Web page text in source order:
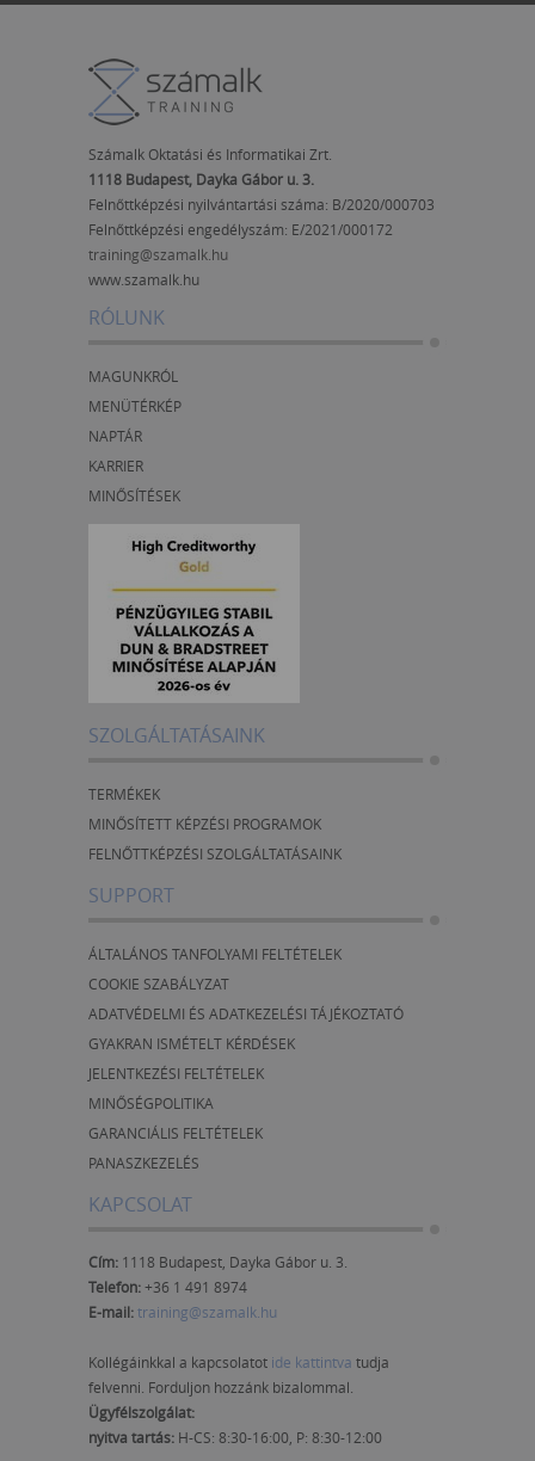
Számalk Oktatási és Informatikai Zrt.
1118 Budapest, Dayka Gábor u. 3.
Felnőttképzési nyilvántartási száma: B/2020/000703
Felnőttképzési engedélyszám: E/2021/000172
training@szamalk.hu
www.szamalk.hu
RÓLUNK
MAGUNKRÓL
MENÜTÉRKÉP
NAPTÁR
KARRIER
MINŐSÍTÉSEK
SZOLGÁLTATÁSAINK
TERMÉKEK
MINŐSÍTETT KÉPZÉSI PROGRAMOK
FELNŐTTKÉPZÉSI SZOLGÁLTATÁSAINK
SUPPORT
ÁLTALÁNOS TANFOLYAMI FELTÉTELEK
COOKIE SZABÁLYZAT
ADATVÉDELMI ÉS ADATKEZELÉSI TÁJÉKOZTATÓ
GYAKRAN ISMÉTELT KÉRDÉSEK
JELENTKEZÉSI FELTÉTELEK
MINŐSÉGPOLITIKA
GARANCIÁLIS FELTÉTELEK
PANASZKEZELÉS
KAPCSOLAT
Cím: 1118 Budapest, Dayka Gábor u. 3.
Telefon:+36 1 491 8974
E-mail:training@szamalk.hu
Kollégáinkkal a kapcsolatot ide kattintva tudja
felvenni. Forduljon hozzánk bizalommal.
Ügyfélszolgálat:
nyitva tartás: H-CS: 8:30-16:00, P: 8:30-12:00